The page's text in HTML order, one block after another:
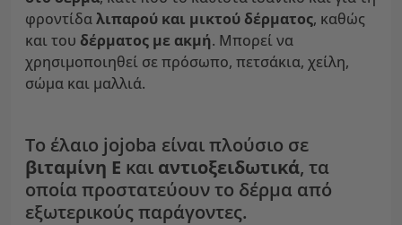
φροντίδαλιπαρού και μικτού δέρματος, καθώς
και του δέρματος με ακμή. Μπορεί να
χρησιμοποιηθεί σε πρόσωπο, πετσάκια, χείλη,
σώμα και μαλλιά.
Το έλαιο jojoba είναι πλούσιο σε
βιταμίνη Ε και αντιοξειδωτικά, τα
οποία προστατεύουν το δέρμα από
εξωτερικούς παράγοντες.